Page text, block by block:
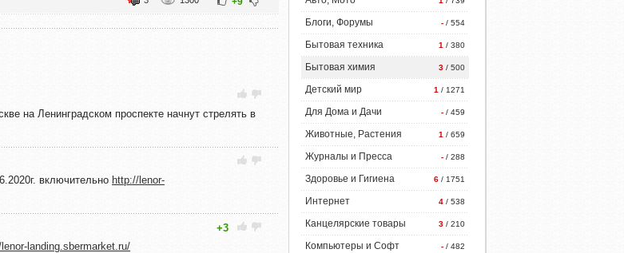
на Ленинградском проспекте начнут стрелять в
включительно http://lenor-
+3
landing.sbermarket.ru/
- / 554
Блоги, Форумы
1 / 380
Бытовая техника
3 / 500
Бытовая химия
1 / 1271
Детский мир
- / 459
Для Дома и Дачи
1 / 659
Животные, Растения
- / 288
Журналы и Пресса
6 / 1751
Здоровье и Гигиена
4 / 538
Интернет
3 / 210
Канцелярские товары
- / 482
Компьютеры и Софт